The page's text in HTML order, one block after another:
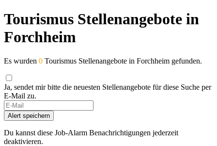
Tourismus Stellenangebote in
Forchheim
Es wurden 0 Tourismus Stellenangebote in Forchheim gefunden.
Ja, sendet mir bitte die neuesten Stellenangebote für diese Suche per
E-Mail zu.
If
you
are
a
human,
Alert speichern
Du kannst diese Job-Alarm Benachrichtigungen jederzeit
deaktivieren.